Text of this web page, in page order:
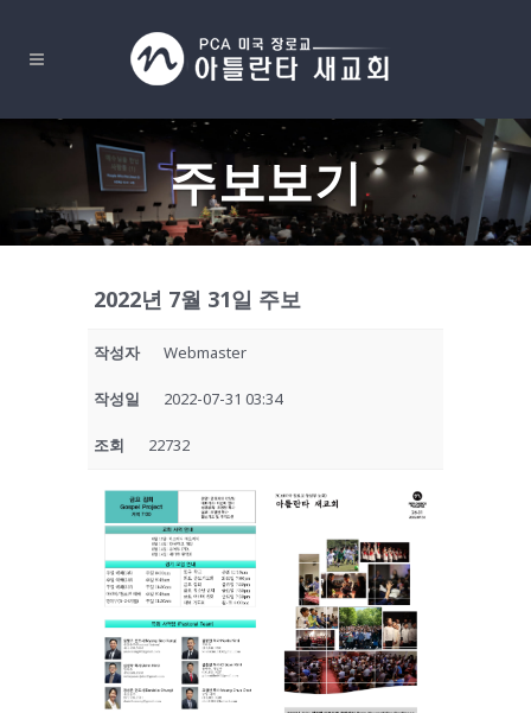
주보보기
2022년 7월 31일 주보
작성자 Webmaster
작성일 2022-07-31 03:34
조회 22732